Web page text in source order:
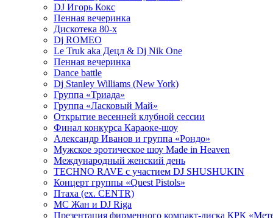
DJ Игорь Кокс
Пенная вечеринка
Дискотека 80-х
Dj ROMEO
Le Truk aka Децл & Dj Nik One
Пенная вечеринка
Dance battle
Dj Stanley Williams (New York)
Группа «Триада»
Группа «Ласковый Май»
Открытие весенней клубной сессии
Финал конкурса Караоке-шоу
Александр Иванов и группа «Рондо»
Мужское эротическое шоу Made in Heaven
Международный женский день
TECHNO RAVE с участием DJ SHUSHUKIN
Концерт группы «Quest Pistols»
Птаха (ex. CENTR)
МС Жан и DJ Riga
Презентация фирменного компакт-диска КРК